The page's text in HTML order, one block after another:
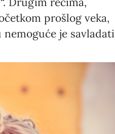
prošlog veka,
je savladati